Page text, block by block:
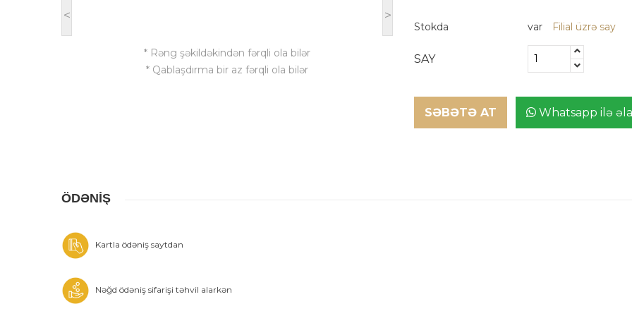
< >
* Rəng şəkildəkindən fərqli ola bilər
* Qablaşdırma bir az fərqli ola bilər
Stokda var Filial üzrə say
SAY
SƏBƏTƏ AT Whatsapp ilə
ÖDƏNİŞ
Kartla ödəniş saytdan
Nəğd ödəniş sifarişi təhvil alarkən